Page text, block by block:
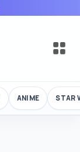
ANIME STAR